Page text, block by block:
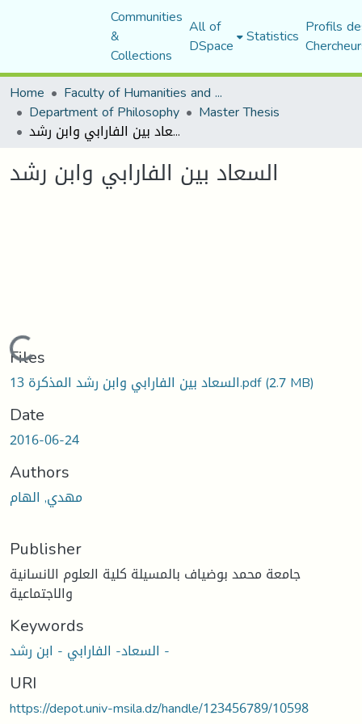
Communities
&
Collections
All of
DSpace Statistics Profils
Home
Faculty of Humanities and Social Sciences
Department of Philosophy Master Thesis
السعاد بين الفارابي وابن رشد
السعاد بين الفارابي وابن رشد
Loading...
Files
السعاد بين الفارابي وابن رشد المذكرة 13.pdf(2.7 MB)
Date
2016-06-24
Authors
مهدي, الهام
Publisher
جامعة محمد بوضياف بالمسيلة كلية العلوم الانسانية
والاجتماعية
Keywords
السعاد- الفارابي - ابن رشد -
URI
https://depot.univ-msila.dz/handle/123456789/10598